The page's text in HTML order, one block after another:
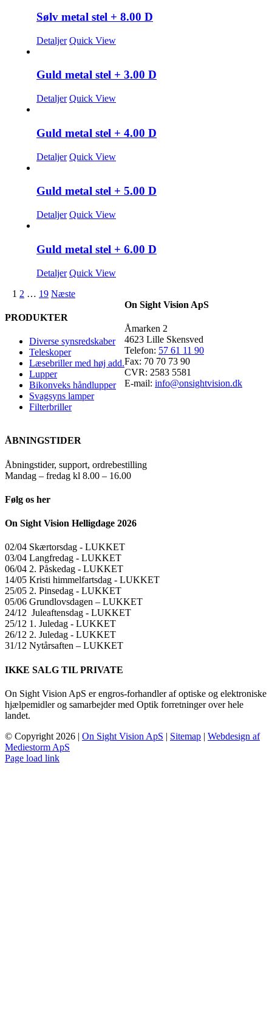
Sølv metal stel + 8.00 D
Detaljer Quick View
Guld metal stel + 3.00 D
Detaljer Quick View
Guld metal stel + 4.00 D
Detaljer Quick View
Guld metal stel + 5.00 D
Detaljer Quick View
Guld metal stel + 6.00 D
Detaljer Quick View
1 2 … 19 Næste
PRODUKTER
Diverse synsredskaber
Teleskoper
Læsebriller med høj add.
Lupper
Bikonveks håndlupper
Svagsyns lamper
Filterbriller
On Sight Vision ApS
Åmarken 2
4623 Lille Skensved
Telefon: 57 61 11 90
Fax: 70 70 73 90
CVR: 2583 5581
E-mail: info@onsightvision.dk
ÅBNINGSTIDER
Åbningstider, support, ordrebestilling
Mandag – fredag kl 8.00 – 16.00
Følg os her
On Sight Vision Helligdage 2026
02/04 Skærtorsdag ​​- LUKKET
03/04 Langfredag ​​- LUKKET
06/04 2. Påskedag ​​- LUKKET
14/05 Kristi himmelfartsdag ​​- LUKKET
25/05 2. Pinsedag ​​- LUKKET
05/06 Grundlovsdagen – LUKKET
24/12 Juleaftensdag ​​- LUKKET
25/12 1. Juledag ​​- LUKKET
26/12 2. Juledag ​​- LUKKET
31/12 Nytårsaften – LUKKET
IKKE SALG TIL PRIVATE
On Sight Vision ApS er engros-forhandler af optiske og elektroniske
hjælpemidler og samarbejder med Optik forretninger over hele
landet.
© Copyright 2026 | On Sight Vision ApS | Sitemap | Webdesign af
Mediestorm ApS
Page load link